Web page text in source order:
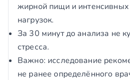
жирной пищи и
нагрузок.
За 30 минут до анализа не
стресса.
Важно: исследование
не ранее определённого